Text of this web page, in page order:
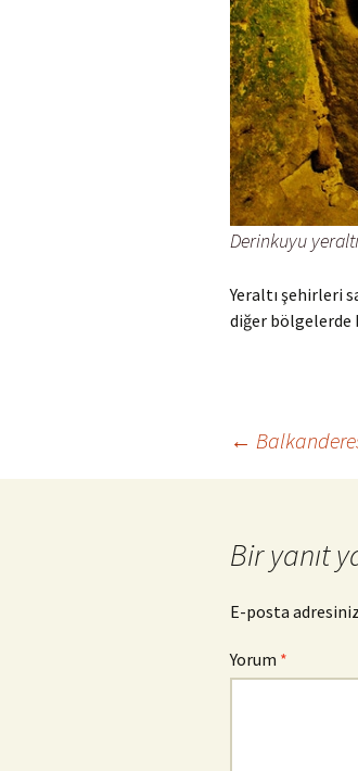
Derinkuyu
Yeraltı şehirleri
diğer bölgelerde
←
Bir yanıt
E-posta
Yorum *